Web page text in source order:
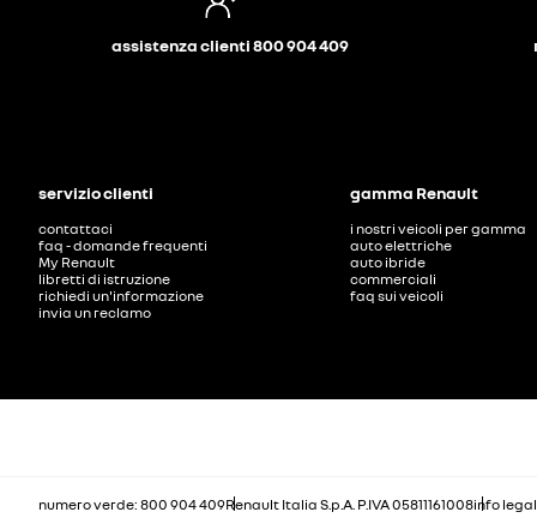
assistenza clienti 800 904 409
servizio clienti
contattaci
faq - domande frequenti
My Renault
libretti di istruzione
richiedi un'informazione
invia un reclamo
gamma Renault
i nostri veicoli per gamma
auto elettriche
auto ibride
commerciali
faq sui veicoli
numero verde: 800 904 409Renault Italia S.p.A. P.IVA 05811161008info